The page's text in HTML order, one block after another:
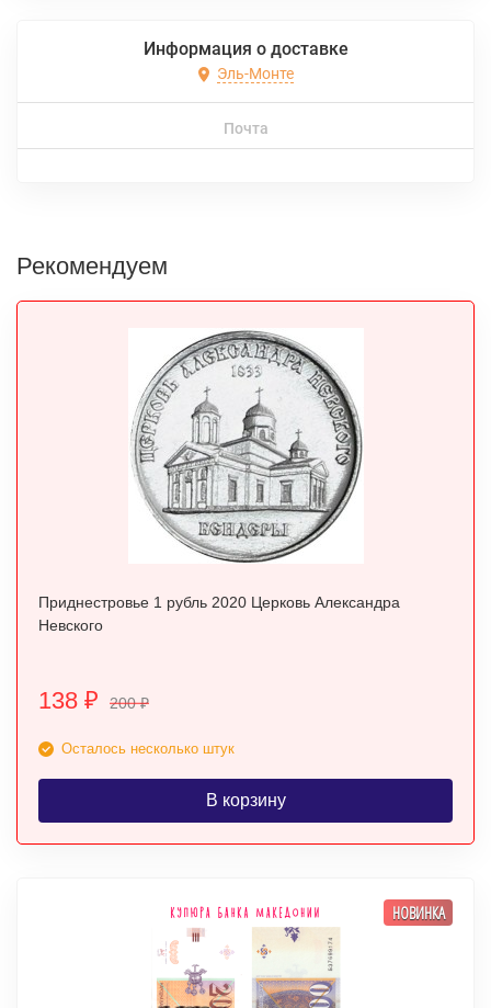
Информация о доставке
Эль-Монте
Почта
Рекомендуем
Приднестровье 1 рубль 2020 Церковь Александра
Невского
138 ₽ 200₽
Осталось несколько штук
В корзину
НОВИНКА